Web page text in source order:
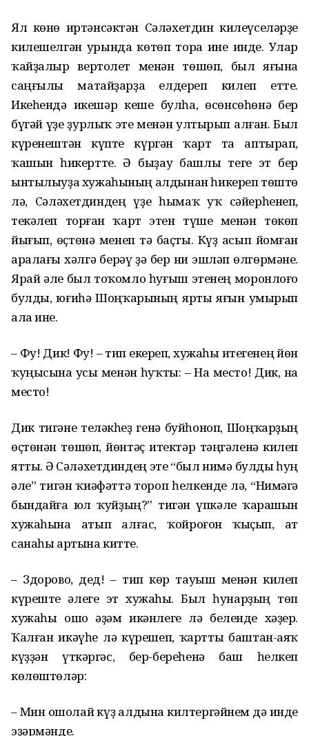
Ял көнө иртәнсәктән Сәләхетдин килеүселәрҙе
килешелгән урында көтөп тора ине инде. Улар
ҡайҙалыр вертолет менән төшөп, был яғына
саңғылы матайҙарҙа елдереп килеп етте.
Икеһендә икешәр кеше булһа, өсөнсөһөнә бер
бүгәй үҙе ҙурлыҡ эте менән ултырып алған. Был
күренештән күпте күргән ҡарт та аптырап,
ҡашын һикертте. Ә быҙау башлы теге эт бер
ынтылыуҙа хужаһының алдынан һикереп төштө
лә, Сәләхетдиндең үҙе һымаҡ уҡ сәйерһенеп,
текәлеп торған ҡарт этен түше менән төкөп
йығып, өҫтөнә менеп тә баҫты. Күҙ асып йомған
аралағы хәлгә берәү ҙә бер ни эшләп өлгөрмәне.
Ярай әле был тоҡомло һуғыш этенең моронлоғо
булды, юғиһә Шоңҡарының ярты яғын умырып
ала ине.
– Фу! Дик! Фу! – тип екереп, хужаһы итегенең йөн
ҡуңысына усы менән һуҡты: – На место! Дик, на
место!
Дик тигәне теләкһеҙ генә буйһоноп, Шоңҡарҙың
өҫтөнән төшөп, йөнтәҫ итектәр тәңгәленә килеп
ятты. Ә Сәләхетдиндең эте “был нимә булды һуң
әле” тигән ҡиәфәттә тороп һелкенде лә, “Нимәгә
бындайға юл ҡуйҙың?” тигән үпкәле ҡарашын
хужаһына атып алғас, ҡойроғон ҡыҫып, ат
санаһы артына китте.
– Здорово, дед! – тип көр тауыш менән килеп
күреште әлеге эт хужаһы. Был һунарҙың төп
хужаһы ошо әҙәм икәнлеге лә беленде хәҙер.
Ҡалған икәүһе лә күрешеп, ҡартты баштан-аяҡ
күҙҙән үткәргәс, бер-береһенә баш һелкеп
көлөштөләр:
– Мин ошолай күҙ алдына килтергәйнем дә инде
эҙәрмәнде.